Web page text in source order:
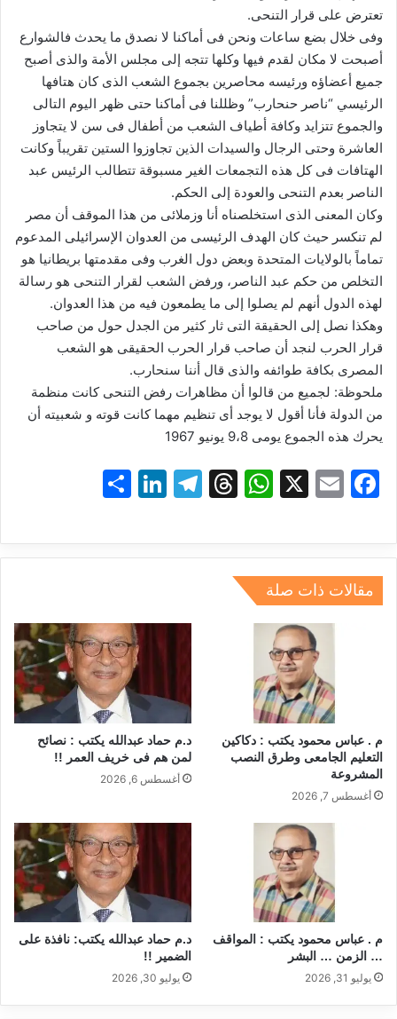
تعترض على قرار التنحى.
وفى خلال بضع ساعات ونحن فى أماكنا لا نصدق ما يحدث فالشوارع
أصبحت لا مكان لقدم فيها وكلها تتجه إلى مجلس الأمة والذى أصبح
جميع أعضاؤه ورئيسه محاصرين بجموع الشعب الذى كان هتافها
الرئيسي “ناصر حنحارب” وظللنا فى أماكنا حتى ظهر اليوم التالى
والجموع تتزايد وكافة أطياف الشعب من أطفال فى سن لا يتجاوز
العاشرة وحتى الرجال والسيدات الذين تجاوزوا الستين تقريباً وكانت
الهتافات فى كل هذه التجمعات الغير مسبوقة تتطالب الرئيس عبد
الناصر بعدم التنحى والعودة إلى الحكم.
وكان المعنى الذى استخلصناه أنا وزملائى من هذا الموقف أن مصر
لم تنكسر حيث كان الهدف الرئيسى من العدوان الإسرائيلى المدعوم
تماماً بالولايات المتحدة وبعض دول الغرب وفى مقدمتها بريطانيا هو
التخلص من حكم عبد الناصر، ورفض الشعب لقرار التنحى هو رسالة
لهذه الدول أنهم لم يصلوا إلى ما يطمعون فيه من هذا العدوان.
وهكذا نصل إلى الحقيقة التى ثار كثير من الجدل حول من صاحب
قرار الحرب لنجد أن صاحب قرار الحرب الحقيقى هو الشعب
المصرى بكافة طوائفه والذى قال أننا سنحارب.
ملحوظة: لجميع من قالوا أن مظاهرات رفض التنحى كانت منظمة
من الدولة فأنا أقول لا يوجد أى تنظيم مهما كانت قوته و شعبيته أن
يحرك هذه الجموع يومى 9،8 يونيو 1967
F
c
e
b
o
E
ai
l
X
W
at
s
A
T
e
a
T
e
gr
m
Li
k
e
n
ar
e
مقالات ذات صلة
م . عباس محمود يكتب : دكاكين
التعليم الجامعى وطرق النصب
المشروعة
أغسطس 7, 2026
د.م حماد عبدالله يكتب : نصائح
لمن هم فى خريف العمر !!
أغسطس 6, 2026
م . عباس محمود يكتب : المواقف
… الزمن … البشر
يوليو 31, 2026
د.م حماد عبدالله يكتب: نافذة على
الضمير !!
يوليو 30, 2026